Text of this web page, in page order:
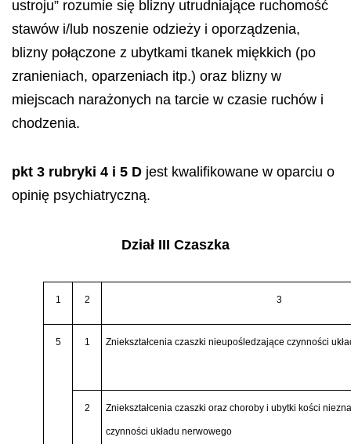
ustroju” rozumie się blizny utrudniające ruchomość
stawów i/lub noszenie odzieży i oporządzenia,
blizny połączone z ubytkami tkanek miękkich (po
zranieniach, oparzeniach itp.) oraz blizny w
miejscach narażonych na tarcie w czasie ruchów i
chodzenia.
pkt 3 rubryki 4 i 5 D jest kwalifikowane w oparciu o
opinię psychiatryczną.
Dział III Czaszka
1 2 3
5 1 Zniekształcenia czaszki nieupośledzające czynności
2 Zniekształcenia czaszki oraz choroby i ubytki kości
czynności układu nerwowego